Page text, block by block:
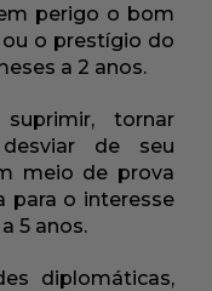
perigo o bom
o prestígio do
a 2 anos.
tornar
de seu
meio de prova
para o interesse
5 anos.
diplomáticas,